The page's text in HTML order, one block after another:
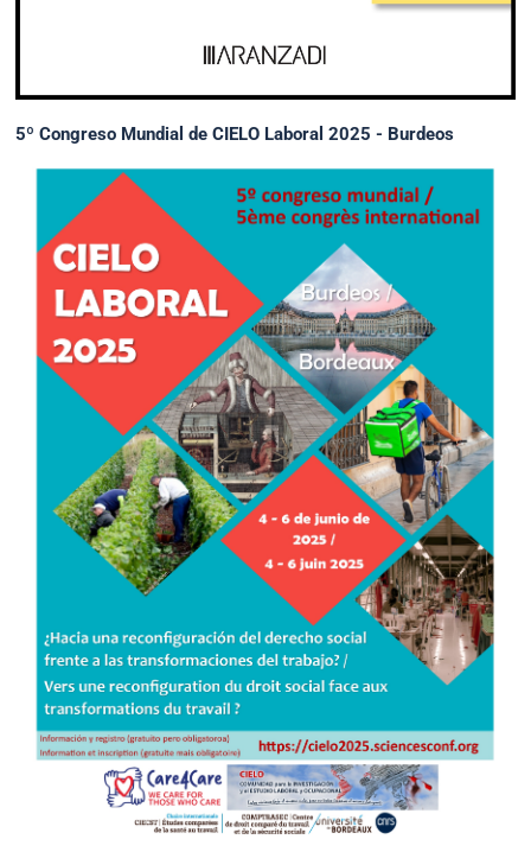
5º Congreso Mundial de CIELO Laboral 2025 - Burdeos